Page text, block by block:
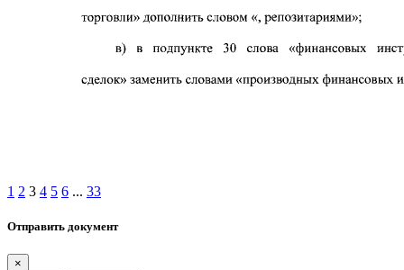
1 2 3 4 5 6 ... 33
Отправить документ
×